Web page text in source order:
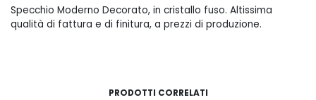
Specchio Moderno Decorato, in cristallo fuso. Altissima
qualità di fattura e di finitura, a prezzi di produzione.
PRODOTTI CORRELATI